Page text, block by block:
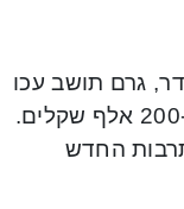
גרם תושב עכו
נזק כבד למבנה החדש, המוארך בכ-200 אלף שקלים.
החדש